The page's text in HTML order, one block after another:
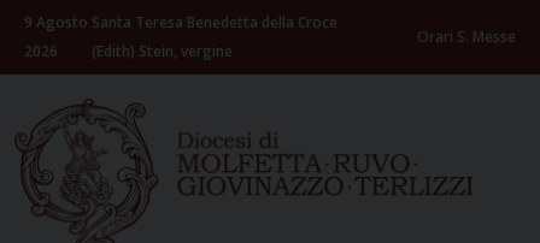
Skip
content
9 Agosto
2026
Santa Teresa Benedetta della Croce
(Edith) Stein, vergine
Orari S. Messe